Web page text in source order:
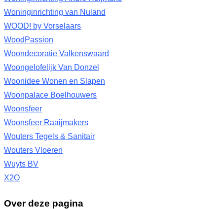
Woninginrichting van Nuland
WOOD! by Vorselaars
WoodPassion
Woondecoratie Valkenswaard
Woongelofelijk Van Donzel
Woonidee Wonen en Slapen
Woonpalace Boelhouwers
Woonsfeer
Woonsfeer Raaijmakers
Wouters Tegels & Sanitair
Wouters Vloeren
Wuyts BV
X2O
Over deze pagina